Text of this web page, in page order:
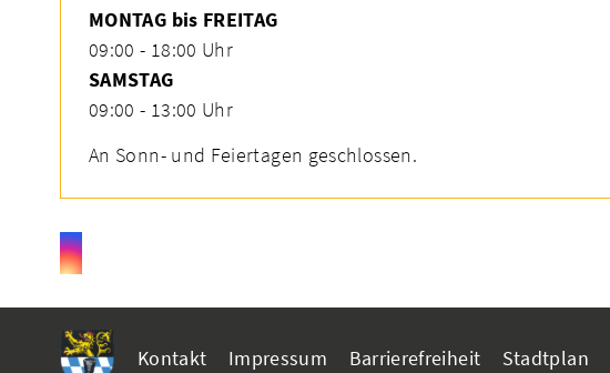
MONTAG bis FREITAG
09:00 - 18:00 Uhr
SAMSTAG
09:00 - 13:00 Uhr
An Sonn- und Feiertagen geschlossen.
Kontakt Impressum Barrierefreiheit Stadtplan